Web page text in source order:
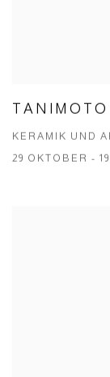
TANIMOTO
KERAMIK UND
29 OKTOBER -